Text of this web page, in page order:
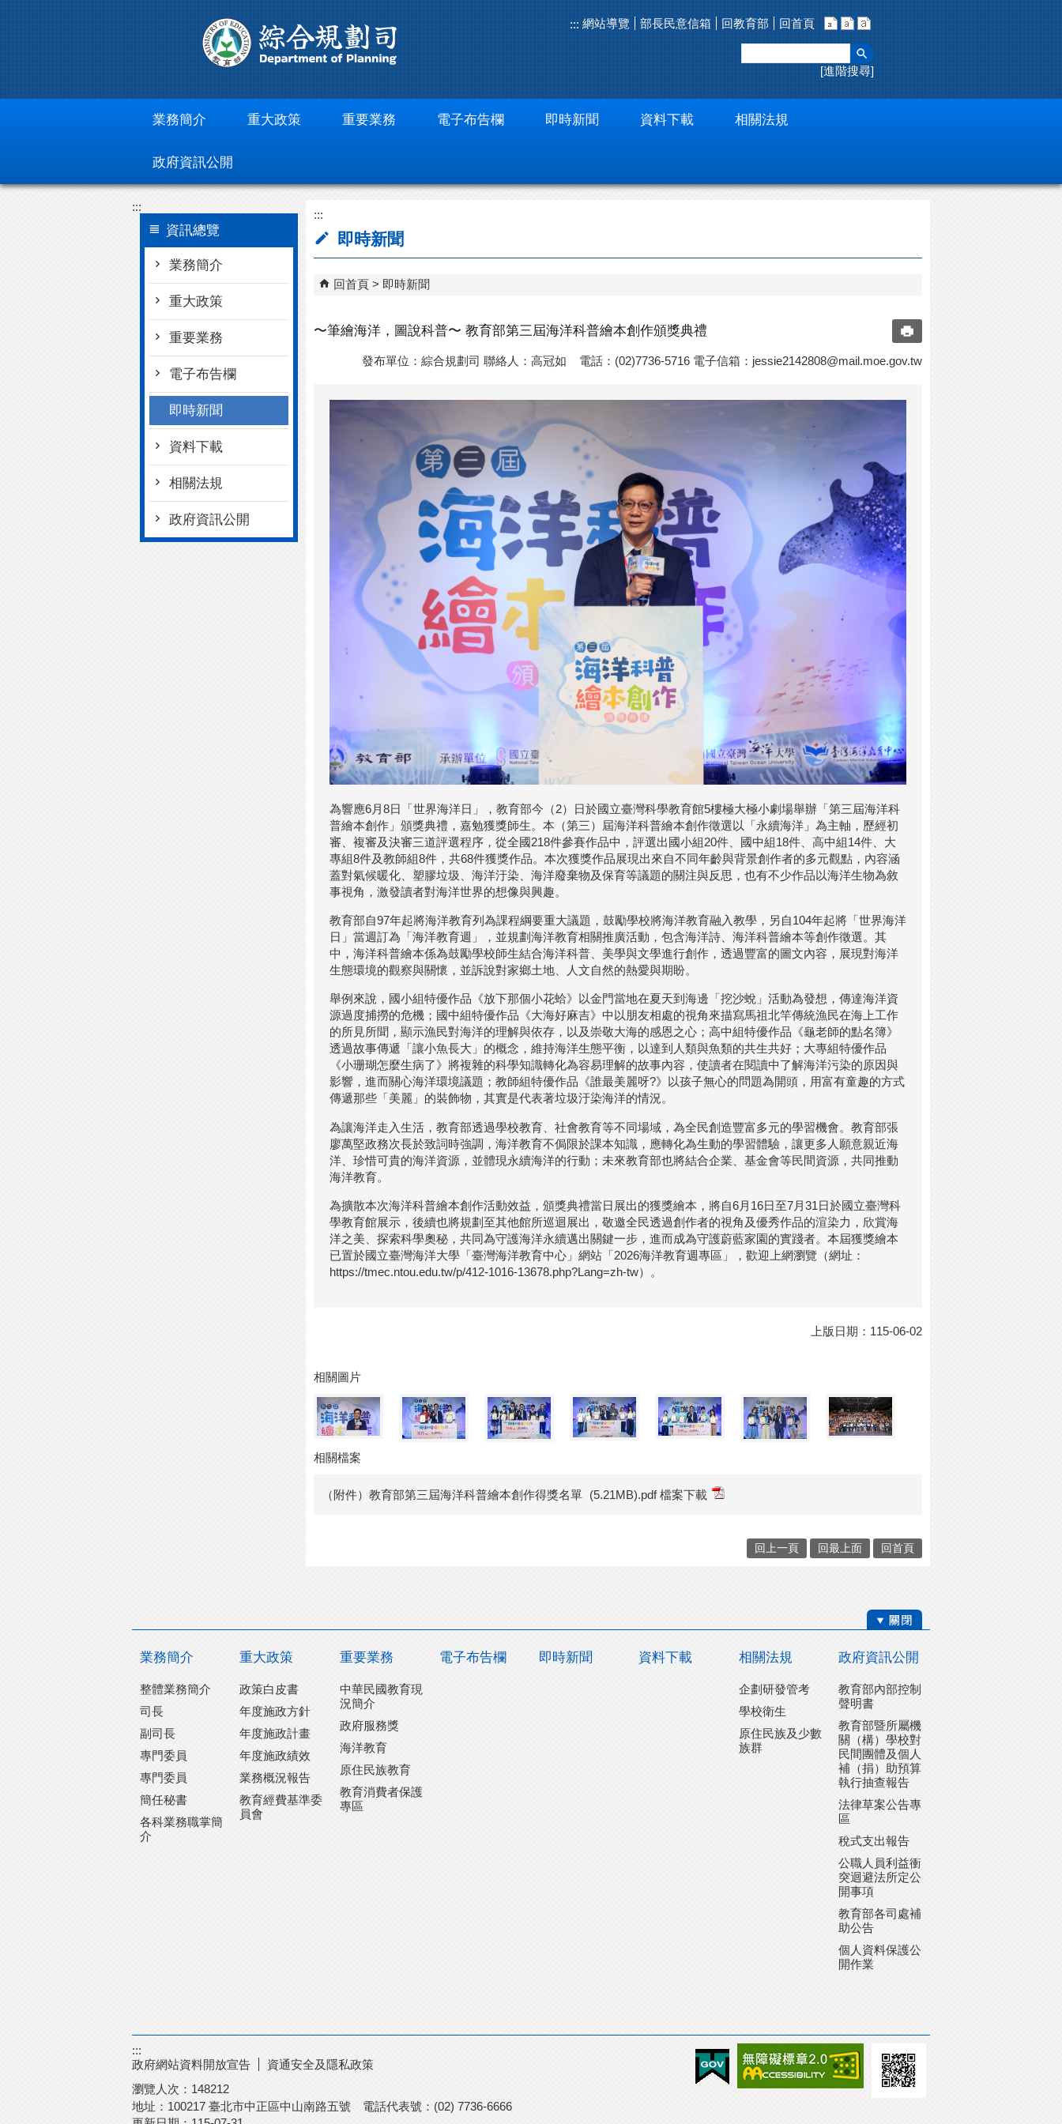
::: 網站導覽 部長民意信箱 回教育部 回首頁
進階搜尋
業務簡介 重大政策 重要業務 電子布告欄 即時新聞 資料下載 相關法規
政府資訊公開
:::
資訊總覽
業務簡介
重大政策
重要業務
電子布告欄
即時新聞
資料下載
相關法規
政府資訊公開
:::
即時新聞
回首頁 即時新聞
〜筆繪海洋，圖說科普〜 教育部第三屆海洋科普繪本創作頒獎典禮
發布單位：綜合規劃司 聯絡人：高冠如 電話：(02)7736-5716 電子信箱： jessie2142808@mail.moe.gov.tw
為響應6月8日「世界海洋日」，教育部今（2）日於國立臺灣科學教育館5樓極大極小劇場舉辦「第三屆海洋科
普繪本創作」頒獎典禮，嘉勉獲獎師生。本（第三）屆海洋科普繪本創作徵選以「永續海洋」為主軸，歷經初
審、複審及決審三道評選程序，從全國218件參賽作品中，評選出國小組20件、國中組18件、高中組14件、大
專組8件及教師組8件，共68件獲獎作品。本次獲獎作品展現出來自不同年齡與背景創作者的多元觀點，內容涵
蓋對氣候暖化、塑膠垃圾、海洋汙染、海洋廢棄物及保育等議題的關注與反思，也有不少作品以海洋生物為敘
事視角，激發讀者對海洋世界的想像與興趣。
教育部自97年起將海洋教育列為課程綱要重大議題，鼓勵學校將海洋教育融入教學，另自104年起將「世界海洋
日」當週訂為「海洋教育週」，並規劃海洋教育相關推廣活動，包含海洋詩、海洋科普繪本等創作徵選。其
中，海洋科普繪本係為鼓勵學校師生結合海洋科普、美學與文學進行創作，透過豐富的圖文內容，展現對海洋
生態環境的觀察與關懷，並訴說對家鄉土地、人文自然的熱愛與期盼。
舉例來說，國小組特優作品《放下那個小花蛤》以金門當地在夏天到海邊「挖沙蛻」活動為發想，傳達海洋資
源過度捕撈的危機；國中組特優作品《大海好麻吉》中以朋友相處的視角來描寫馬祖北竿傳統漁民在海上工作
的所見所聞，顯示漁民對海洋的理解與依存，以及崇敬大海的感恩之心；高中組特優作品《龜老師的點名簿》
透過故事傳遞「讓小魚長大」的概念，維持海洋生態平衡，以達到人類與魚類的共生共好；大專組特優作品
《小珊瑚怎麼生病了》將複雜的科學知識轉化為容易理解的故事內容，使讀者在閱讀中了解海洋污染的原因與
影響，進而關心海洋環境議題；教師組特優作品《誰最美麗呀?》以孩子無心的問題為開頭，用富有童趣的方式
傳遞那些「美麗」的裝飾物，其實是代表著垃圾汙染海洋的情況。
為讓海洋走入生活，教育部透過學校教育、社會教育等不同場域，為全民創造豐富多元的學習機會。教育部張
廖萬堅政務次長於致詞時強調，海洋教育不侷限於課本知識，應轉化為生動的學習體驗，讓更多人願意親近海
洋、珍惜可貴的海洋資源，並體現永續海洋的行動；未來教育部也將結合企業、基金會等民間資源，共同推動
海洋教育。
為擴散本次海洋科普繪本創作活動效益，頒獎典禮當日展出的獲獎繪本，將自6月16日至7月31日於國立臺灣科
學教育館展示，後續也將規劃至其他館所巡迴展出，敬邀全民透過創作者的視角及優秀作品的渲染力，欣賞海
洋之美、探索科學奧秘，共同為守護海洋永續邁出關鍵一步，進而成為守護蔚藍家園的實踐者。本屆獲獎繪本
已置於國立臺灣海洋大學「臺灣海洋教育中心」網站「2026海洋教育週專區」，歡迎上網瀏覽（網址：
https://tmec.ntou.edu.tw/p/412-1016-13678.php?Lang=zh-tw）。
上版日期：115-06-02
相關圖片
相關檔案
（附件）教育部第三屆海洋科普繪本創作得獎名單 (5.21MB).pdf 檔案下載
回上一頁 回最上面 回首頁
業務簡介
整體業務簡介
司長
副司長
專門委員
專門委員
簡任秘書
各科業務職掌簡
介
重大政策
政策白皮書
年度施政方針
年度施政計畫
年度施政績效
業務概況報告
教育經費基準委
員會
重要業務
中華民國教育現
況簡介
政府服務獎
海洋教育
原住民族教育
教育消費者保護
專區
電子布告欄 即時新聞 資料下載 相關法規
企劃研發管考
學校衛生
原住民族及少數
族群
政府資訊公開
教育部內部控制
聲明書
教育部暨所屬機
關（構）學校對
民間團體及個人
補（捐）助預算
執行抽查報告
法律草案公告專
區
稅式支出報告
公職人員利益衝
突迴避法所定公
開事項
教育部各司處補
助公告
個人資料保護公
開作業
:::
政府網站資料開放宣告
資通安全及隱私政策
瀏覽人次： 148212
地址：100217 臺北市中正區中山南路五號 電話代表號：(02) 7736-6666